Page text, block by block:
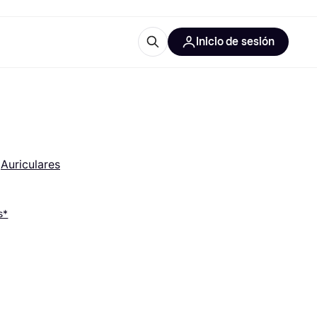
categorías
Inicio de sesión
Auriculares